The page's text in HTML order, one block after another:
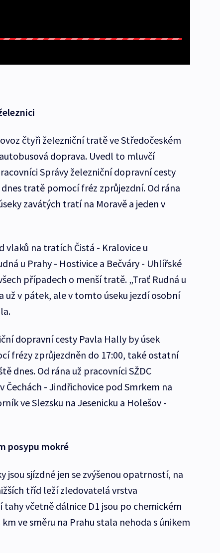
čtyři železniční tratě ve Středočeském
doprava. Uvedl to mluvčí
Správy železniční dopravní cesty
tratě pomocí fréz zprůjezdní. Od rána
zavátých tratí na Moravě a jeden v
vlaků na tratích Čistá - Kralovice u
u Prahy - Hostivice a Bečváry - Uhlířské
případech o menší tratě. „Trať Rudná u
už v pátek, ale v tomto úseku jezdí osobní
dopravní cesty Pavla Hally by úsek
frézy zprůjezdněn do 17:00, také ostatní
dnes. Od rána už pracovníci SŽDC
- Jindřichovice pod Smrkem na
ve Slezsku na Jesenicku a Holešov -
posypu mokré
jsou sjízdné jen se zvýšenou opatrností, na
tříd leží zledovatelá vrstva
tahy včetně dálnice D1 jsou po chemickém
ve směru na Prahu stala nehoda s únikem